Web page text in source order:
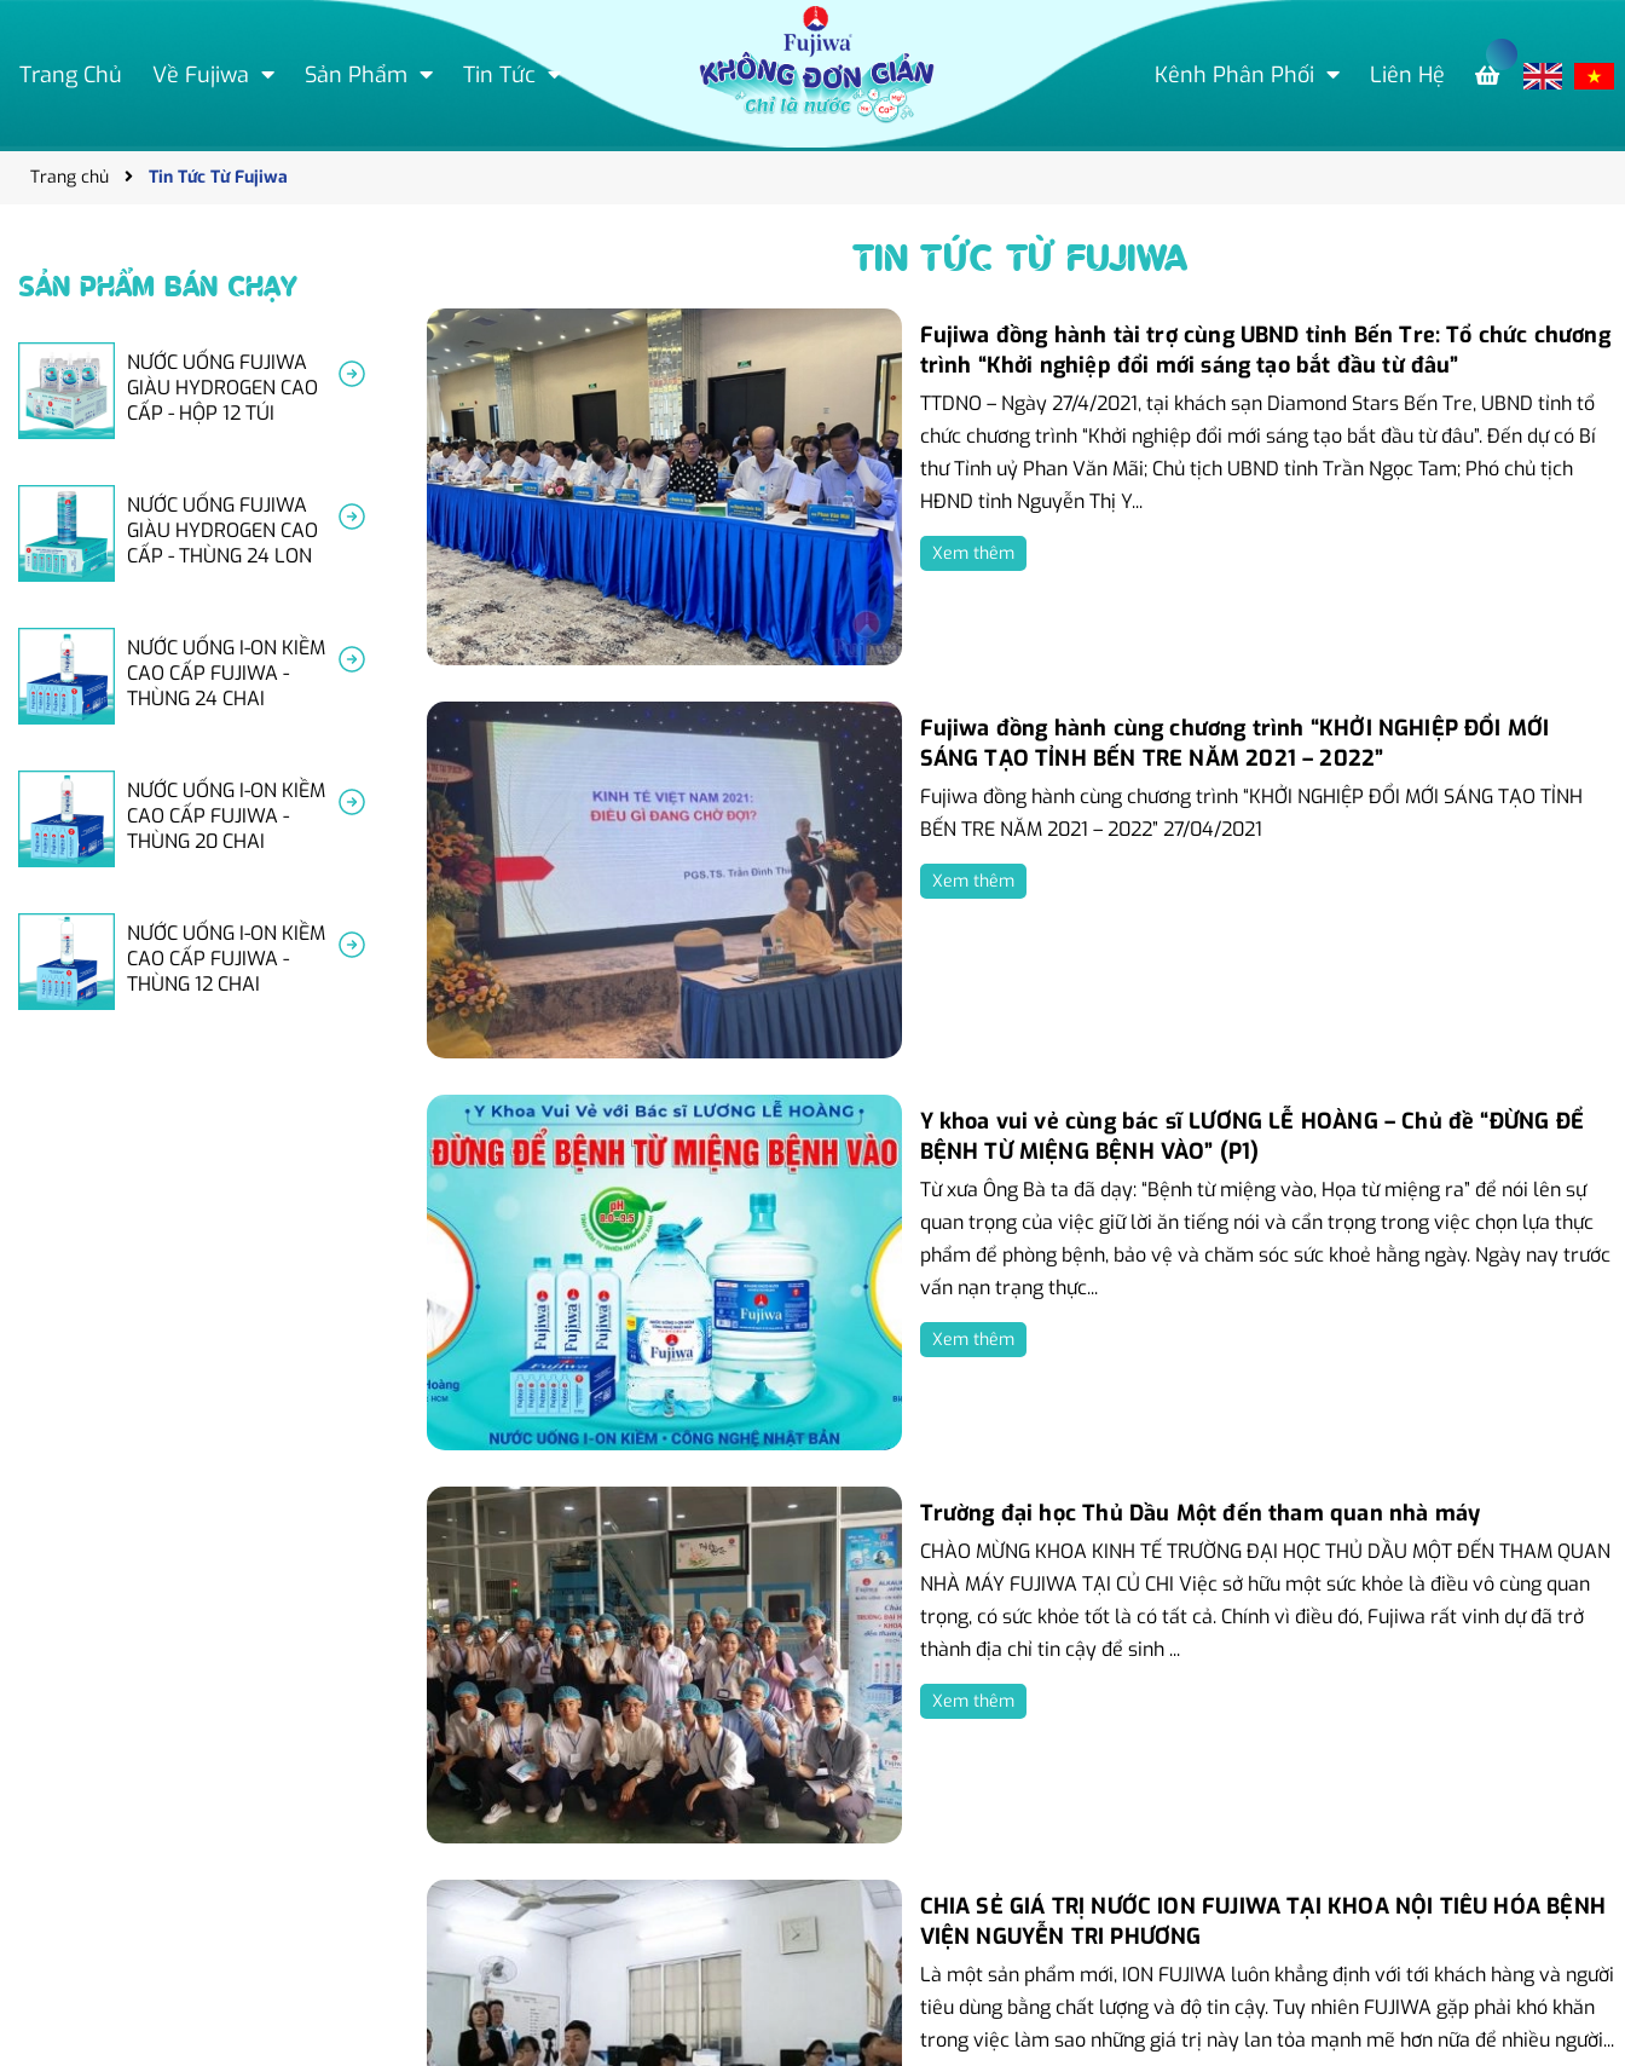
Trang Chủ Về Fujiwa Sản Phẩm Tin Tức Kênh Phân Phối Liên Hệ
Trang chủ Tin Tức Từ Fujiwa
TIN TỨC TỪ FUJIWA
Fujiwa đồng hành tài trợ cùng UBND tỉnh Bến Tre: Tổ chức chương
trình “Khởi nghiệp đổi mới sáng tạo bắt đầu từ đâu”
TTDNO – Ngày 27/4/2021, tại khách sạn Diamond Stars Bến Tre, UBND tỉnh tổ
chức chương trình “Khởi nghiệp đổi mới sáng tạo bắt đầu từ đâu”. Đến dự có Bí
thư Tỉnh uỷ Phan Văn Mãi; Chủ tịch UBND tỉnh Trần Ngọc Tam; Phó chủ tịch
HĐND tỉnh Nguyễn Thị Y...
Xem thêm
Fujiwa đồng hành cùng chương trình “KHỞI NGHIỆP ĐỔI MỚI
SÁNG TẠO TỈNH BẾN TRE NĂM 2021 – 2022”
Fujiwa đồng hành cùng chương trình “KHỞI NGHIỆP ĐỔI MỚI SÁNG TẠO TỈNH
BẾN TRE NĂM 2021 – 2022” 27/04/2021
Xem thêm
Y khoa vui vẻ cùng bác sĩ LƯƠNG LỄ HOÀNG – Chủ đề “ĐỪNG ĐỂ
BỆNH TỪ MIỆNG BỆNH VÀO” (P1)
Từ xưa Ông Bà ta đã dạy: “Bệnh từ miệng vào, Họa từ miệng ra” để nói lên sự
quan trọng của việc giữ lời ăn tiếng nói và cẩn trọng trong việc chọn lựa thực
phẩm để phòng bệnh, bảo vệ và chăm sóc sức khoẻ hằng ngày. Ngày nay trước
vấn nạn trạng thực...
Xem thêm
Trường đại học Thủ Dầu Một đến tham quan nhà máy
CHÀO MỪNG KHOA KINH TẾ TRƯỜNG ĐẠI HỌC THỦ DẦU MỘT ĐẾN THAM QUAN
NHÀ MÁY FUJIWA TẠI CỦ CHI Việc sở hữu một sức khỏe là điều vô cùng quan
trọng, có sức khỏe tốt là có tất cả. Chính vì điều đó, Fujiwa rất vinh dự đã trở
thành địa chỉ tin cậy để sinh ...
Xem thêm
CHIA SẺ GIÁ TRỊ NƯỚC ION FUJIWA TẠI KHOA NỘI TIÊU HÓA BỆNH
VIỆN NGUYỄN TRI PHƯƠNG
Là một sản phẩm mới, ION FUJIWA luôn khẳng định với tới khách hàng và người
tiêu dùng bằng chất lượng và độ tin cậy. Tuy nhiên FUJIWA gặp phải khó khăn
trong việc làm sao những giá trị này lan tỏa mạnh mẽ hơn nữa để nhiều người...
SẢN PHẨM BÁN CHẠY
NƯỚC UỐNG FUJIWA
GIÀU HYDROGEN CAO
CẤP - HỘP 12 TÚI
NƯỚC UỐNG FUJIWA
GIÀU HYDROGEN CAO
CẤP - THÙNG 24 LON
NƯỚC UỐNG I-ON KIỀM
CAO CẤP FUJIWA -
THÙNG 24 CHAI
NƯỚC UỐNG I-ON KIỀM
CAO CẤP FUJIWA -
THÙNG 20 CHAI
NƯỚC UỐNG I-ON KIỀM
CAO CẤP FUJIWA -
THÙNG 12 CHAI